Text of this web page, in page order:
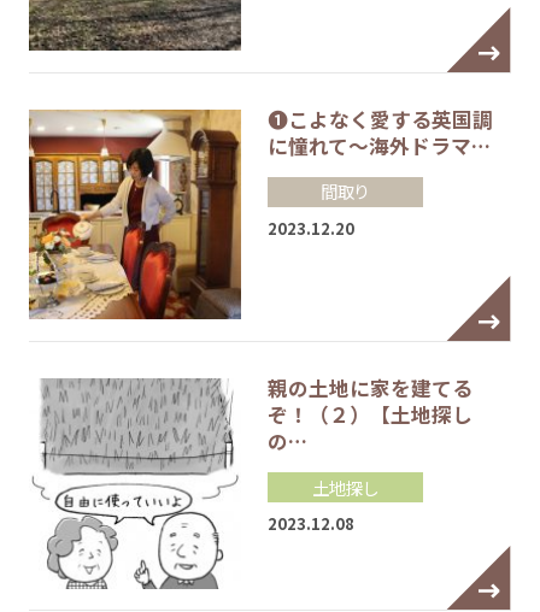
❶こよなく愛する英国調
に憧れて～海外ドラマ…
間取り
2023.12.20
親の土地に家を建てる
ぞ！（２）【土地探し
の…
土地探し
2023.12.08